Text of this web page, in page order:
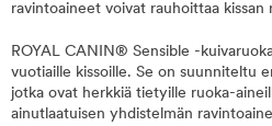
ravintoaineet voivat rauhoittaa kissan
ROYAL CANIN® Sensible -
vuotiaille kissoille. Se on suunniteltu
jotka ovat herkkiä tietyille ruoka-
ainutlaatuisen yhdistelmän